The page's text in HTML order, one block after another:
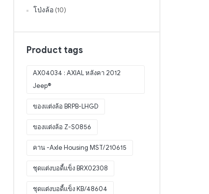
โป่งล้อ (10)
Product tags
AX04034 : AXIAL หลังคา 2012
Jeep®
ของแต่งล้อ BRPB-LHGD
ของแต่งล้อ Z-S0856
คาน -Axle Housing MST/210615
ชุดแต่งบอดี้แข็ง BRX02308
ชุดแต่งบอดี้แข็ง KB/48604